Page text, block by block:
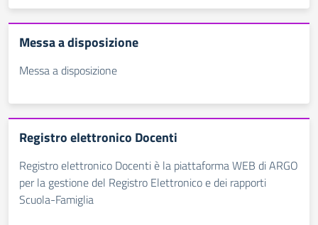
Messa a disposizione
Messa a disposizione
Registro elettronico Docenti
Registro elettronico Docenti è la piattaforma WEB di ARGO
per la gestione del Registro Elettronico e dei rapporti
Scuola-Famiglia